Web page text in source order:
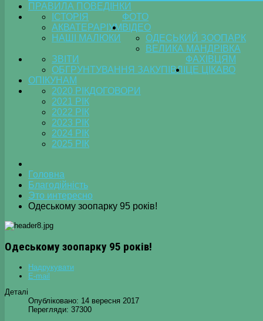
ПРАВИЛА ПОВЕДІНКИ
ФОТО
ІСТОРІЯ
АКВАТЕРАРІУМ
НАШІ МАЛЮКИ
ВІДЕО
ОДЕСЬКИЙ ЗООПАРК
ВЕЛИКА МАНДРІВКА
ФАХІВЦЯМ
ЗВІТИ
ОБГРУНТУВАННЯ ЗАКУПІВЛІ
ЦЕ ЦІКАВО
ОПІКУНАМ
ДОГОВОРИ
2020 РІК
2021 РІК
2022 РІК
2023 РІК
2024 РІК
2025 РІК
Головна
Благодійність
Это интересно
Одеському зоопарку 95 років!
Одеському зоопарку 95 років!
Надрукувати
E-mail
Деталі
Опубліковано: 14 вересня 2017
Перегляди: 37300